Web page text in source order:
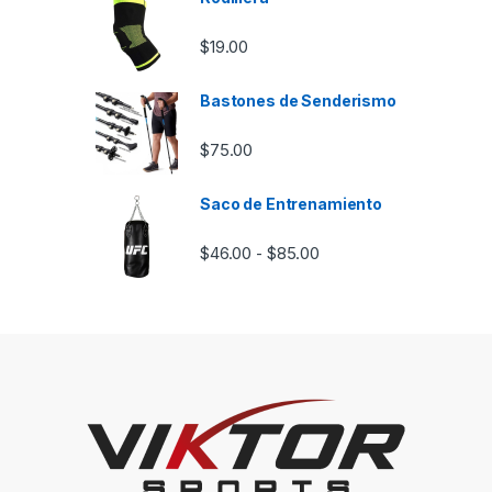
$19.00
Bastones de Senderismo
$75.00
Saco de Entrenamiento
$46.00 - $85.00 Rango de precios: